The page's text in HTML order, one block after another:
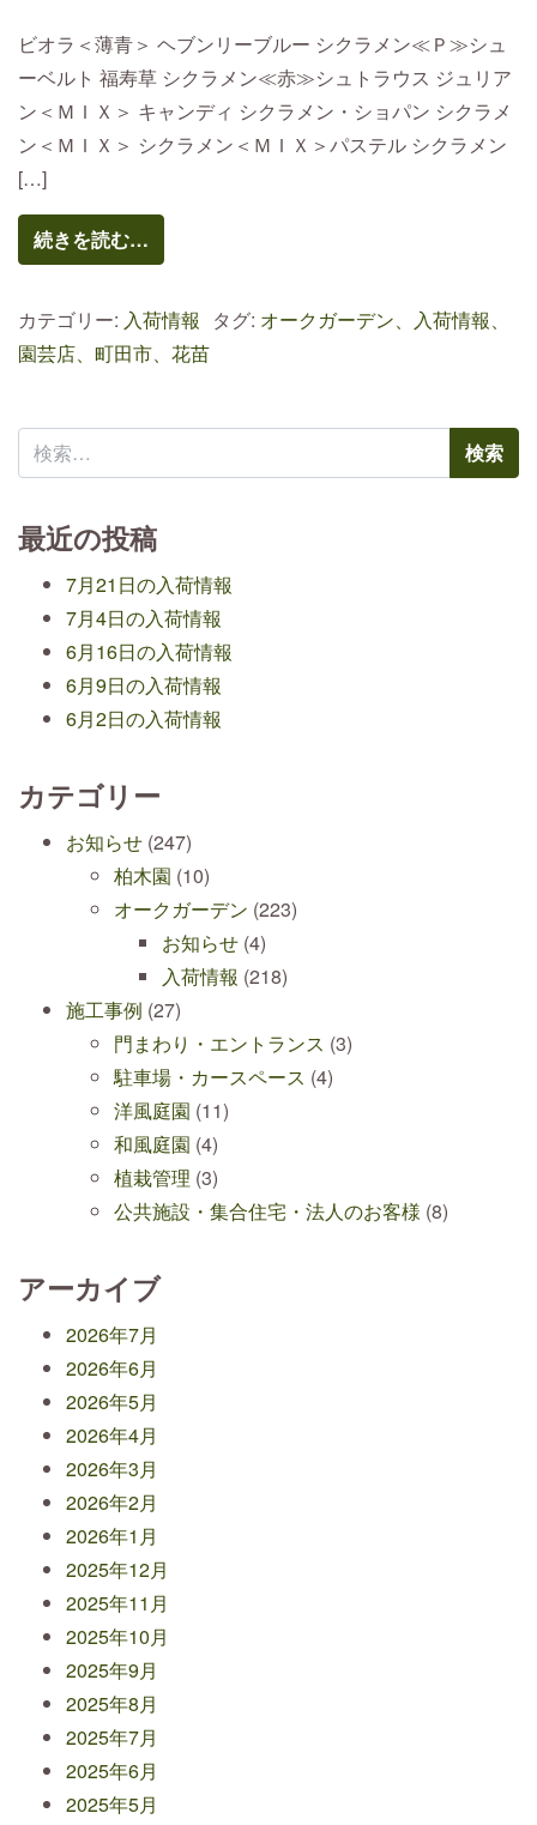
ビオラ＜薄青＞ ヘブンリーブルー シクラメン≪Ｐ≫シュ
ーベルト 福寿草 シクラメン≪赤≫シュトラウス ジュリア
ン＜ＭＩＸ＞ キャンディ シクラメン・ショパン シクラメ
ン＜ＭＩＸ＞ シクラメン＜ＭＩＸ＞パステル シクラメン
[…]
続きを読む…
カテゴリー: 入荷情報 タグ: オークガーデン、入荷情報、
園芸店、町田市、花苗
検索:
最近の投稿
7月21日の入荷情報
7月4日の入荷情報
6月16日の入荷情報
6月9日の入荷情報
6月2日の入荷情報
カテゴリー
お知らせ (247)
柏木園 (10)
オークガーデン (223)
お知らせ (4)
入荷情報 (218)
施工事例 (27)
門まわり・エントランス (3)
駐車場・カースペース (4)
洋風庭園 (11)
和風庭園 (4)
植栽管理 (3)
公共施設・集合住宅・法人のお客様 (8)
アーカイブ
2026年7月
2026年6月
2026年5月
2026年4月
2026年3月
2026年2月
2026年1月
2025年12月
2025年11月
2025年10月
2025年9月
2025年8月
2025年7月
2025年6月
2025年5月